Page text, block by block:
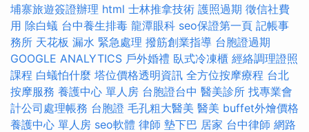
埔寨旅遊簽證辦理 html 士林推拿技術 護照過期 徵信社費
用 除白蟻 台中養生排毒 龍潭眼科 seo保證第一頁 記帳事
務所 天花板 漏水 緊急處理 撥筋創業指導 台胞證過期
GOOGLE ANALYTICS 戶外婚禮 臥式冷凍櫃 經絡調理證照
課程 白蟻怕什麼 塔位價格透明資訊 全方位按摩療程 台北
按摩服務 養護中心 單人房 台胞證台中 醫美診所 找專業會
計公司處理帳務 台胞證 毛孔粗大醫美 醫美 buffet外燴價格
養護中心 單人房 seo軟體 律師 墊下巴 居家 台中律師 網路